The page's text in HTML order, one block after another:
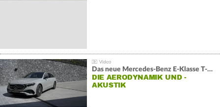
Das neue Mercedes-Benz E-Klasse T-Modell
DIE AERODYNAMIK UND -
AKUSTIK